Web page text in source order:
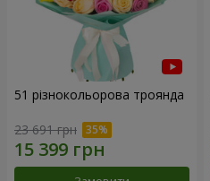
51 різнокольорова троянда
23 691 грн